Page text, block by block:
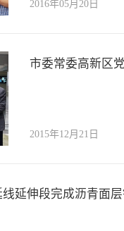
2016年05月20日
市委常委高新区
2015年12月21日
延伸段完成沥青面